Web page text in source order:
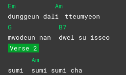
Em
dunggeun dal
Am
i
tteumyeon
G
mwodeun nan
B7
dwel su isseo
Verse 2
sumi
Am
sumi sumi cha